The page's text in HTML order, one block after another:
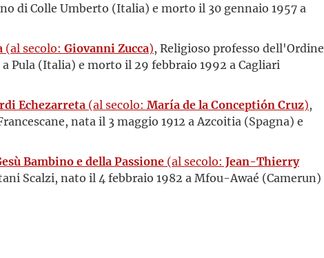
di Colle Umberto (Italia) e morto il 30 gennaio 1957 a
(al secolo: Giovanni Zucca), Religioso professo dell'Ordine
Pula (Italia) e morto il 29 febbraio 1992 a Cagliari
Echezarreta (al secolo: María de la Conceptión Cruz),
nata il 3 maggio 1912 a Azcoitia (Spagna) e
Bambino e della Passione (al secolo: Jean-Thierry
Scalzi, nato il 4 febbraio 1982 a Mfou-Awaé (Camerun)